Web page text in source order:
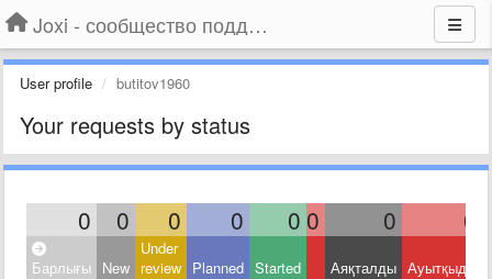
Joxi - сообщество поддержки
User profile butitov1960
Your requests by status
0 0 0 0 0 0 0 0
Барлығы New
Under
review Planned Started Аяқталды Ауытқыды